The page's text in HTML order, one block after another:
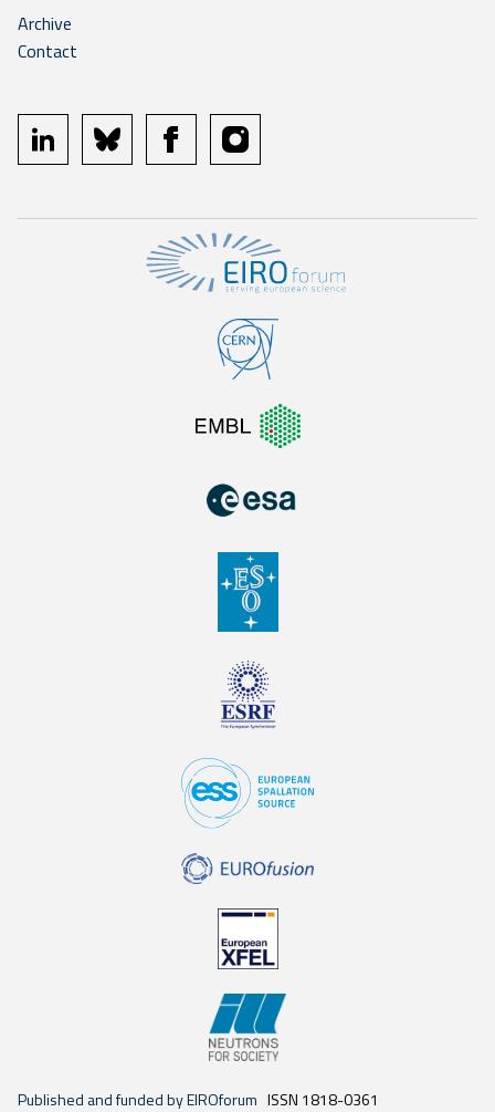
Archive
Contact
linkedin bluesky facebookinstagram
Published and funded by EIROforum ISSN 1818-0361